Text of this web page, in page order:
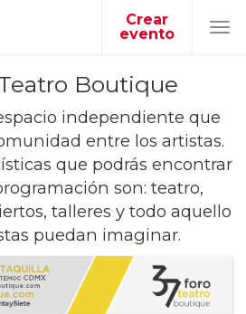
Crear
evento
Boutique
independiente que
entre los artistas.
que podrás encontrar
son: teatro,
talleres y todo aquello
puedan imaginar.